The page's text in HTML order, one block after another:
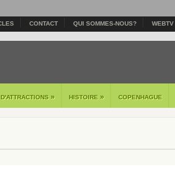
CONTACT QUI SOMMES-NOUS? WEBTV
» HISTOIRE » COPENHAGUE